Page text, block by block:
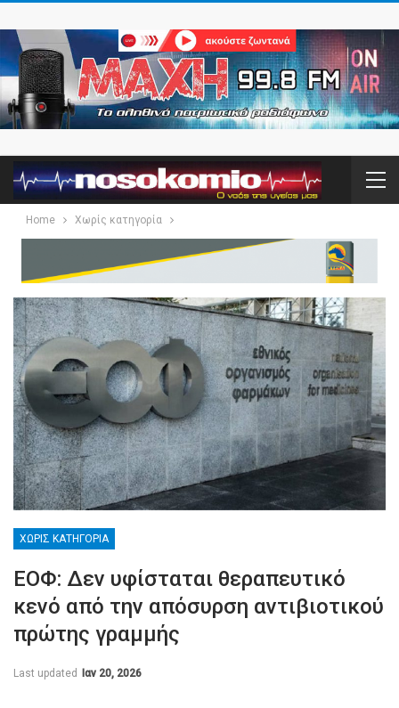
Home Χωρίς κατηγορία
ΧΩΡΊΣ ΚΑΤΗΓΟΡΊΑ
ΕΟΦ: Δεν υφίσταται θεραπευτικό
κενό από την απόσυρση αντιβιοτικού
πρώτης γραμμής
Last updated Ιαν 20, 2026